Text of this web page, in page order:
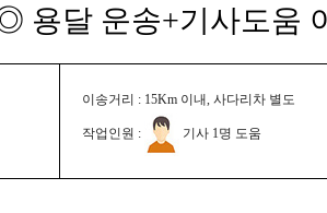
용달 운송+기사도움
이송거리 : 15Km 이내, 사다리차 별도
작업인원 : 기사 1명 도움